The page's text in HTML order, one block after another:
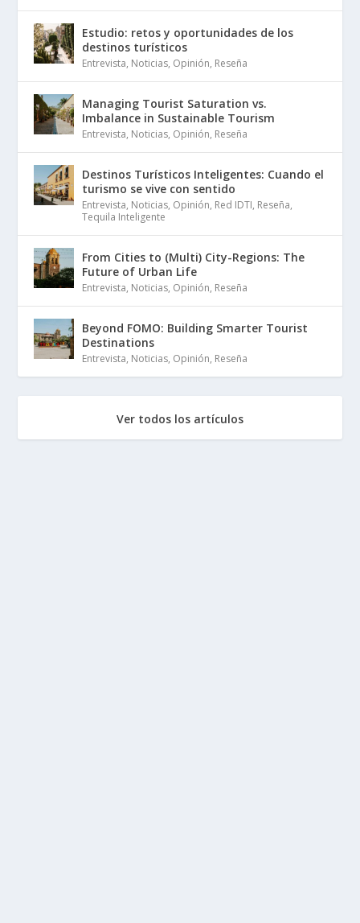
Estudio: retos y oportunidades de los
destinos turísticos
Entrevista, Noticias, Opinión, Reseña
Managing Tourist Saturation vs.
Imbalance in Sustainable Tourism
Entrevista, Noticias, Opinión, Reseña
Destinos Turísticos Inteligentes: Cuando el
turismo se vive con sentido
Entrevista, Noticias, Opinión, Red IDTI, Reseña,
Tequila Inteligente
From Cities to (Multi) City-Regions: The
Future of Urban Life
Entrevista, Noticias, Opinión, Reseña
Beyond FOMO: Building Smarter Tourist
Destinations
Entrevista, Noticias, Opinión, Reseña
Ver todos los artículos